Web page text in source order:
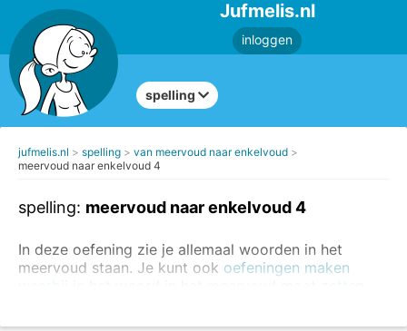
Jufmelis.nl
inloggen
spelling
jufmelis.nl spelling
van meervoud naar enkelvoud
meervoud naar enkelvoud 4
spelling: meervoud naar enkelvoud 4
In deze oefening zie je allemaal woorden in het
meervoud staan. Je kunt ook oefeningen maken